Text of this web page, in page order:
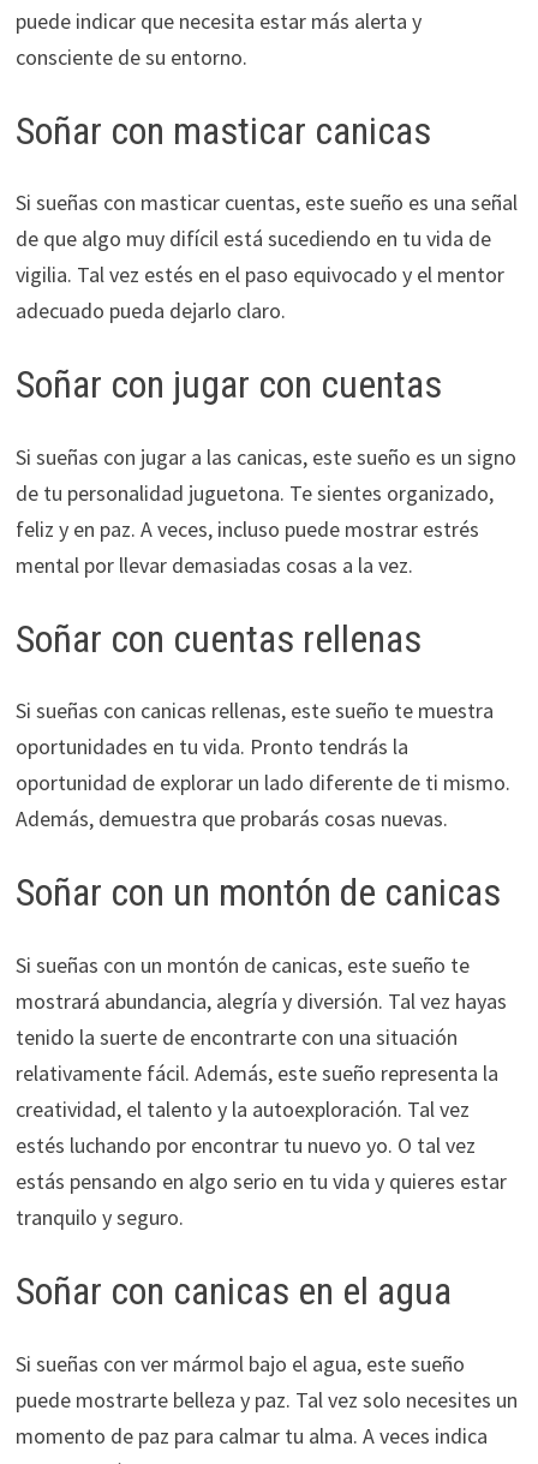
puede indicar que necesita estar más alerta y
consciente de su entorno.
Soñar con masticar canicas
Si sueñas con masticar cuentas, este sueño es una señal
de que algo muy difícil está sucediendo en tu vida de
vigilia. Tal vez estés en el paso equivocado y el mentor
adecuado pueda dejarlo claro.
Soñar con jugar con cuentas
Si sueñas con jugar a las canicas, este sueño es un signo
de tu personalidad juguetona. Te sientes organizado,
feliz y en paz. A veces, incluso puede mostrar estrés
mental por llevar demasiadas cosas a la vez.
Soñar con cuentas rellenas
Si sueñas con canicas rellenas, este sueño te muestra
oportunidades en tu vida. Pronto tendrás la
oportunidad de explorar un lado diferente de ti mismo.
Además, demuestra que probarás cosas nuevas.
Soñar con un montón de canicas
Si sueñas con un montón de canicas, este sueño te
mostrará abundancia, alegría y diversión. Tal vez hayas
tenido la suerte de encontrarte con una situación
relativamente fácil. Además, este sueño representa la
creatividad, el talento y la autoexploración. Tal vez
estés luchando por encontrar tu nuevo yo. O tal vez
estás pensando en algo serio en tu vida y quieres estar
tranquilo y seguro.
Soñar con canicas en el agua
Si sueñas con ver mármol bajo el agua, este sueño
puede mostrarte belleza y paz. Tal vez solo necesites un
momento de paz para calmar tu alma. A veces indica